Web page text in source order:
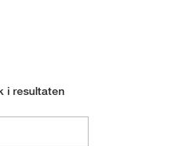
i resultaten